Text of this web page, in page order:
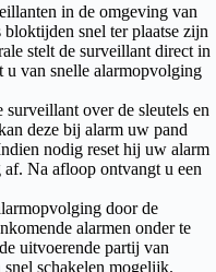
in de omgeving van
snel ter plaatse zijn
stelt de surveillant direct in
u van snelle alarmopvolging
over de sleutels en
deze bij alarm uw pand
nodig reset hij uw alarm
Na afloop ontvangt u een
door de
alarmen onder te
uitvoerende partij van
schakelen mogelijk.